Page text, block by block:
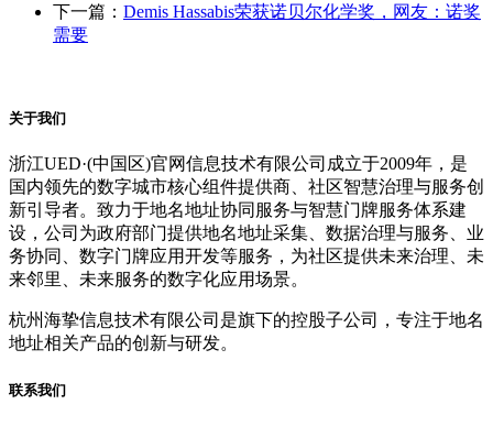
下一篇： Demis Hassabis荣获诺贝尔化学奖，网友：诺奖
需要
关于我们
浙江UED·(中国区)官网信息技术有限公司成立于2009年，是
国内领先的数字城市核心组件提供商、社区智慧治理与服务创
新引导者。致力于地名地址协同服务与智慧门牌服务体系建
设，公司为政府部门提供地名地址采集、数据治理与服务、业
务协同、数字门牌应用开发等服务，为社区提供未来治理、未
来邻里、未来服务的数字化应用场景。
杭州海挚信息技术有限公司是旗下的控股子公司，专注于地名
地址相关产品的创新与研发。
联系我们